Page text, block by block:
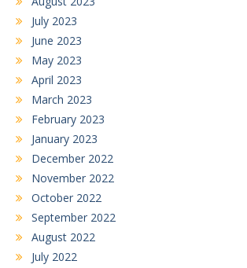
July 2023
June 2023
May 2023
April 2023
March 2023
February 2023
January 2023
December 2022
November 2022
October 2022
September 2022
August 2022
July 2022